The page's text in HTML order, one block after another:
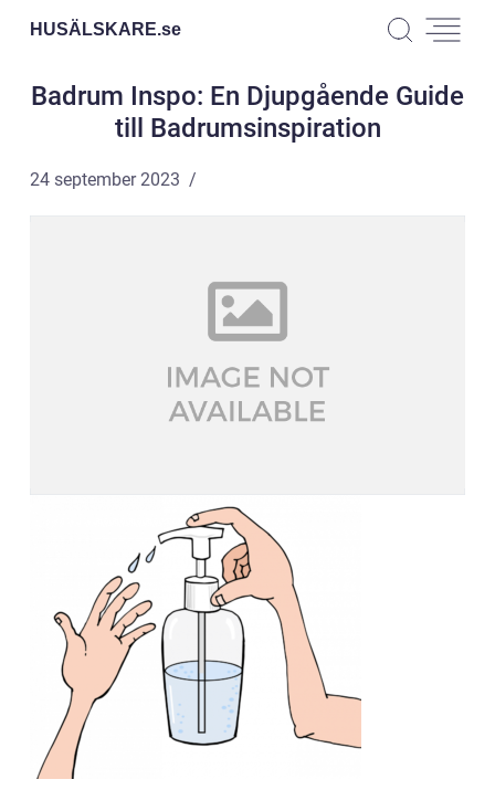
HUSÄLSKARE.se
Badrum Inspo: En Djupgående Guide
till Badrumsinspiration
24 september 2023